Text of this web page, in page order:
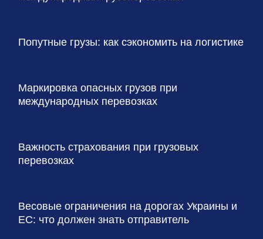
Попутные грузы: как сэкономить на логистике
Маркировка опасных грузов при
международных перевозках
Важность страхования при грузовых
перевозках
Весовые ограничения на дорогах Украины и
ЕС: что должен знать отправитель